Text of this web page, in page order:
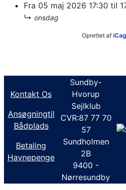
Fra 05 maj 2026 17:30 til
↳ onsdag
Oprettet af
Kontakt Os
Ansøgningtil
Bådplads
Betaling
Havnepenge
Sundby-
Hvorup
Sejlklub
CVR:87 77 70
57
Sundholmen
2B
9400 -
Nørresundby